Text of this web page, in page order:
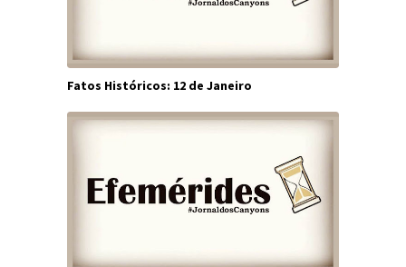
Fatos Históricos: 12 de Janeiro